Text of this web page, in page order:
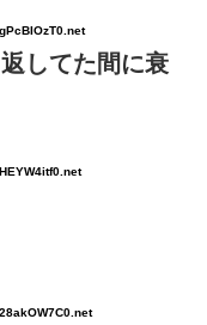
してた間に衰